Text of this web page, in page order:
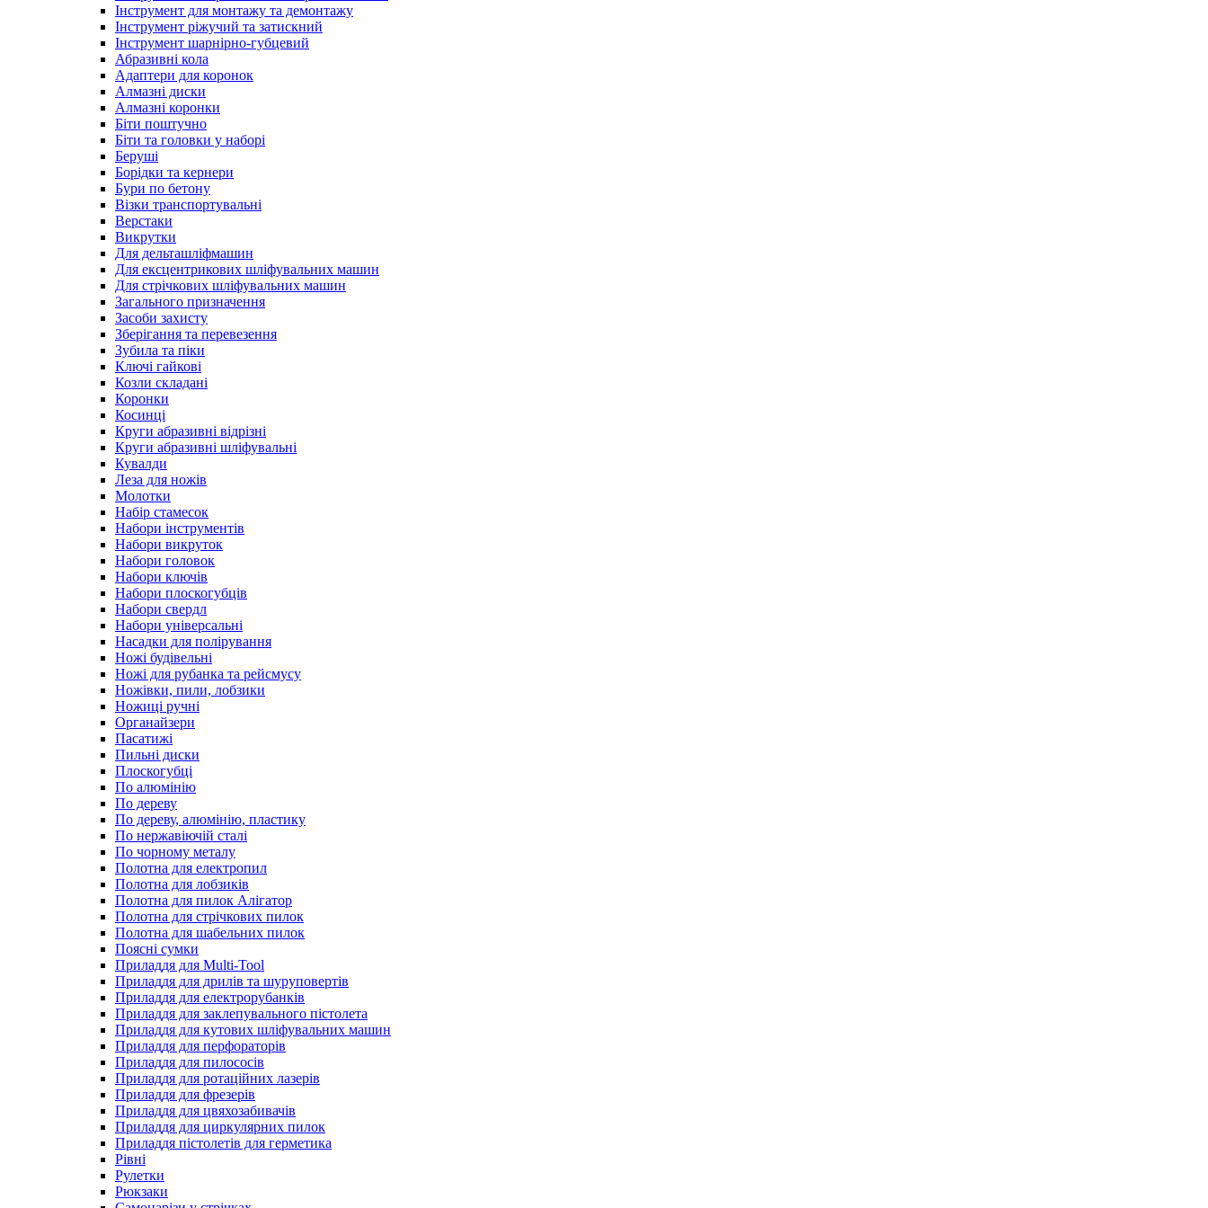
Інструмент для монтажу та демонтажу
Інструмент ріжучий та затискний
Інструмент шарнірно-губцевий
Абразивні кола
Адаптери для коронок
Алмазні диски
Алмазні коронки
Біти поштучно
Біти та головки у наборі
Беруші
Борідки та кернери
Бури по бетону
Візки транспортувальні
Верстаки
Викрутки
Для дельташліфмашин
Для ексцентрикових шліфувальних машин
Для стрічкових шліфувальних машин
Загального призначення
Засоби захисту
Зберігання та перевезення
Зубила та піки
Ключі гайкові
Козли складані
Коронки
Косинці
Круги абразивні відрізні
Круги абразивні шліфувальні
Кувалди
Леза для ножів
Молотки
Набір стамесок
Набори інструментів
Набори викруток
Набори головок
Набори ключів
Набори плоскогубців
Набори свердл
Набори універсальні
Насадки для полірування
Ножі будівельні
Ножі для рубанка та рейсмусу
Ножівки, пили, лобзики
Ножиці ручні
Органайзери
Пасатижі
Пильні диски
Плоскогубці
По алюмінію
По дереву
По дереву, алюмінію, пластику
По нержавіючій сталі
По чорному металу
Полотна для електропил
Полотна для лобзиків
Полотна для пилок Алігатор
Полотна для стрічкових пилок
Полотна для шабельних пилок
Поясні сумки
Приладдя для Multi-Tool
Приладдя для дрилів та шуруповертів
Приладдя для електрорубанків
Приладдя для заклепувального пістолета
Приладдя для кутових шліфувальних машин
Приладдя для перфораторів
Приладдя для пилососів
Приладдя для ротаційних лазерів
Приладдя для фрезерів
Приладдя для цвяхозабивачів
Приладдя для циркулярних пилок
Приладдя пістолетів для герметика
Рівні
Рулетки
Рюкзаки